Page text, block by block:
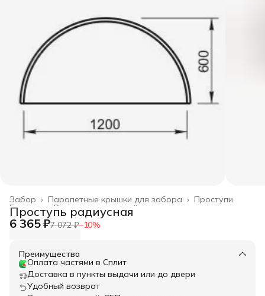
Проступи
Парапетные крышки для забора ›
Забор ›
Весь архитектурный декор
Главная ›
Проступь радиусная
6 365 ₽7 072 ₽−10%
Преимущества
Оплата частями в Сплит
Доставка в пункты выдачи или до двери
Удобный возврат